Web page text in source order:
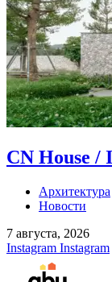
CN House /
Архитектура
Новости
7 августа, 2026
Instagram Instagram